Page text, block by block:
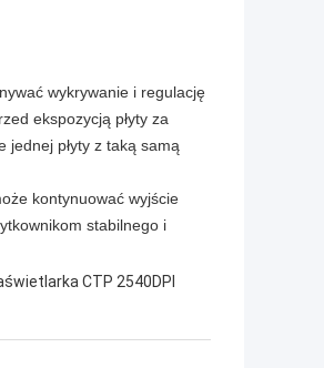
wykrywanie i regulację
ekspozycją płyty za
jednej płyty z taką samą
kontynuować wyjście
stabilnego i
CTP 2540DPI